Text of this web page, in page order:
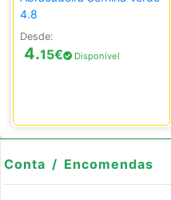
4.8
Desde:
4.15€ Disponível
Conta / Encomendas